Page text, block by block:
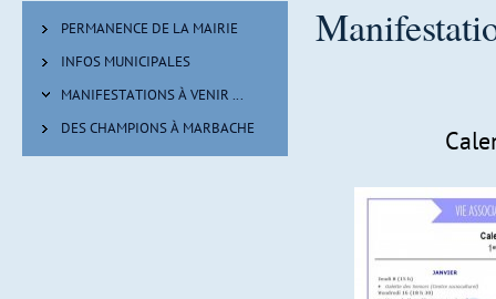
PERMANENCE DE LA MAIRIE
INFOS MUNICIPALES
MANIFESTATIONS À VENIR ...
DES CHAMPIONS À MARBACHE